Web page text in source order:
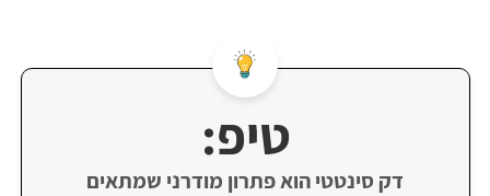
טיפ:
דק סינטטי הוא פתרון מודרני שמתאים